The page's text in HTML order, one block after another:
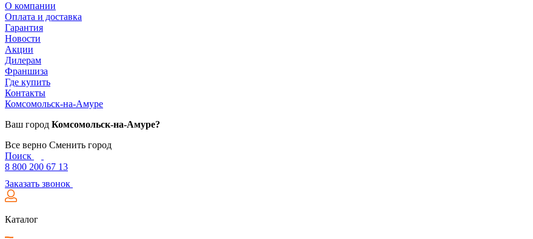
О компании
Оплата и доставка
Гарантия
Новости
Акции
Дилерам
Франшиза
Где купить
Контакты
Комсомольск-на-Амуре
Ваш город Комсомольск-на-Амуре?
Все верно Сменить город
Поиск
8 800 200 67 13
Заказать звонок
Каталог